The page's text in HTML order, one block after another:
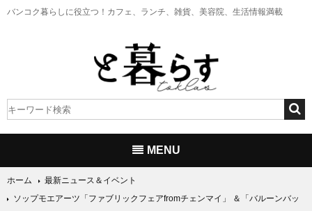
バンコク暮らしに役立つ！ カフェ、ランチ、雑貨、美容院、生活情報満載
MENU
ホーム
最新ニュース＆イベント
ソップモエアーツ「ファブリックフェアfromチェンマイ」 ＆「バルーンバッ